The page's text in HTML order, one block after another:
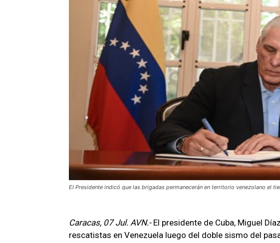
El Presidente indicó que las brigadas permanecerán en territorio venezolano el
Caracas, 07 Jul. AVN.- El presidente de Cuba, Miguel
rescatistas en Venezuela luego del doble sismo del